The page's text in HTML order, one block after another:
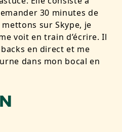
30 minutes de
sur Skype, je
voit en train d’écrire. Il
en direct et me
dans mon bocal en